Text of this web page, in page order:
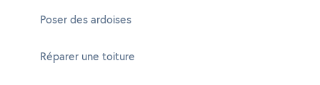
Poser des ardoises
Réparer une toiture